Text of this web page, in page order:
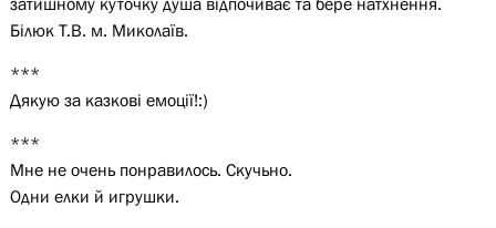
Білюк Т.В. м. Миколаїв.
***
Дякую за казкові емоції!:)
***
Мне не очень понравилось. Скучьно.
Одни елки й игрушки.